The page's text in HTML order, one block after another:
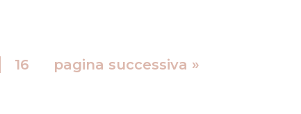
16 pagina successiva »